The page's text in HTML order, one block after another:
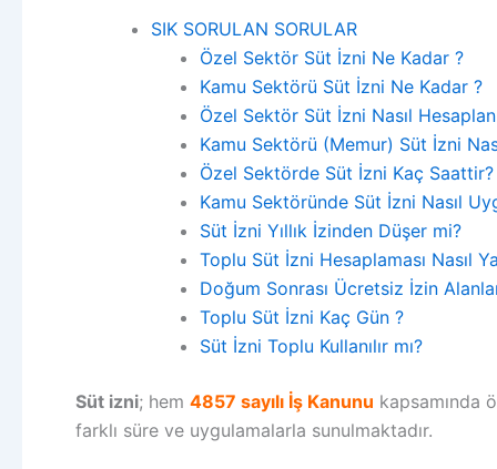
SIK SORULAN SORULAR
Özel Sektör Süt İzni Ne Kadar ?
Kamu Sektörü Süt İzni Ne Kadar ?
Özel Sektör Süt İzni Nasıl
Kamu Sektörü (Memur) Süt İzni
Özel Sektörde Süt İzni Kaç Saattir?
Kamu Sektöründe Süt İzni Nasıl
Süt İzni Yıllık İzinden Düşer mi?
Toplu Süt İzni Hesaplaması Nasıl
Doğum Sonrası Ücretsiz İzin
Toplu Süt İzni Kaç Gün ?
Süt İzni Toplu Kullanılır mı?
Süt izni; hem 4857 sayılı İş Kanunu kapsamında
farklı süre ve uygulamalarla sunulmaktadır.